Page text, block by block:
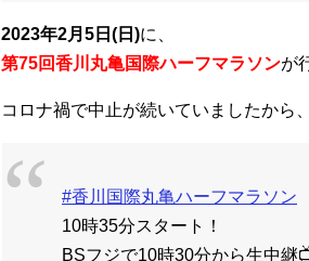
2023年2月5日(日)に、
第75回香川丸亀国際ハーフマラソンが
コロナ禍で中止が続いていましたから
#香川国際丸亀ハーフマラソン
10時35分スタート！
BSフジで10時30分から生中継